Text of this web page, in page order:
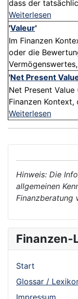
dass der
Weiterlesen
'Valeur'
Im Finanzen
oder die
'Net Present
Net Present
Finanzen
Weiterlesen
Hinweis: Die
allgemeinen
Finanzberatung
Finanzen-
Start
Glossar /